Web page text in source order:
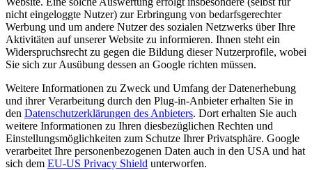
nicht eingeloggte Nutzer) zur Erbringung von bedarfsgerechter
Werbung und um andere Nutzer des sozialen Netzwerks über Ihre
Aktivitäten auf unserer Website zu informieren. Ihnen steht ein
Widerspruchsrecht zu gegen die Bildung dieser Nutzerprofile, wobei
Sie sich zur Ausübung dessen an Google richten müssen.
Weitere Informationen zu Zweck und Umfang der Datenerhebung
und ihrer Verarbeitung durch den Plug-in-Anbieter erhalten Sie in
den Datenschutzerklärungen des Anbieters. Dort erhalten Sie auch
weitere Informationen zu Ihren diesbezüglichen Rechten und
Einstellungsmöglichkeiten zum Schutze Ihrer Privatsphäre. Google
verarbeitet Ihre personenbezogenen Daten auch in den USA und hat
sich dem EU-US Privacy Shield unterworfen.